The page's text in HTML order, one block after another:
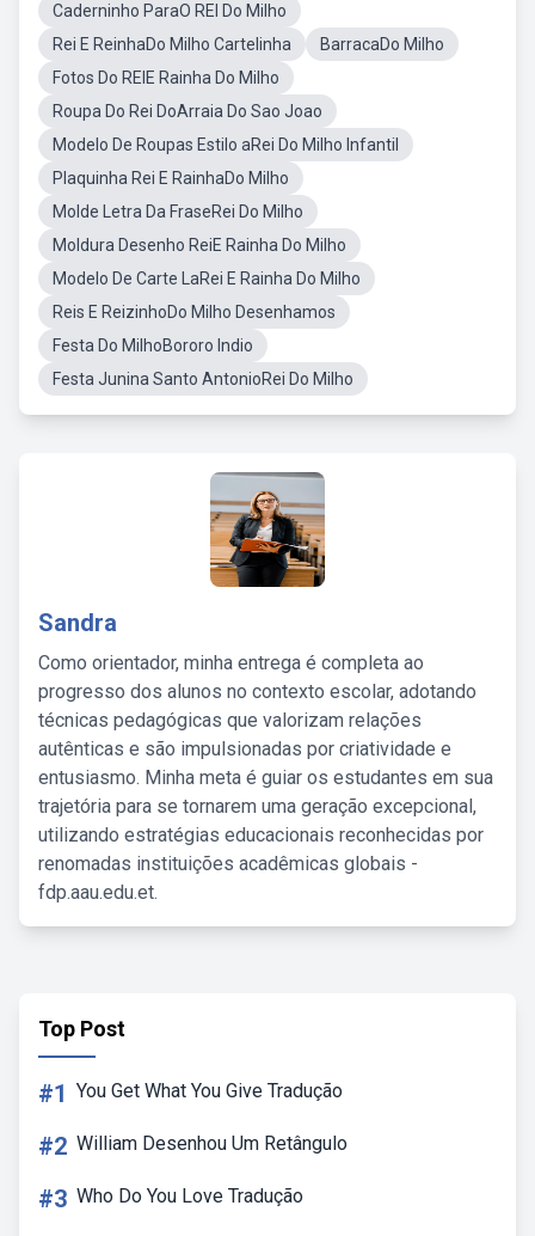
Caderninho ParaO REI Do Milho
Rei E ReinhaDo Milho Cartelinha
BarracaDo Milho
Fotos Do REIE Rainha Do Milho
Roupa Do Rei DoArraia Do Sao Joao
Modelo De Roupas Estilo aRei Do Milho Infantil
Plaquinha Rei E RainhaDo Milho
Molde Letra Da FraseRei Do Milho
Moldura Desenho ReiE Rainha Do Milho
Modelo De Carte LaRei E Rainha Do Milho
Reis E ReizinhoDo Milho Desenhamos
Festa Do MilhoBororo Indio
Festa Junina Santo AntonioRei Do Milho
Sandra
Como orientador, minha entrega é completa ao
progresso dos alunos no contexto escolar, adotando
técnicas pedagógicas que valorizam relações
autênticas e são impulsionadas por criatividade e
entusiasmo. Minha meta é guiar os estudantes em sua
trajetória para se tornarem uma geração excepcional,
utilizando estratégias educacionais reconhecidas por
renomadas instituições acadêmicas globais -
fdp.aau.edu.et.
Top Post
#1 You Get What You Give Tradução
#2 William Desenhou Um Retângulo
#3 Who Do You Love Tradução